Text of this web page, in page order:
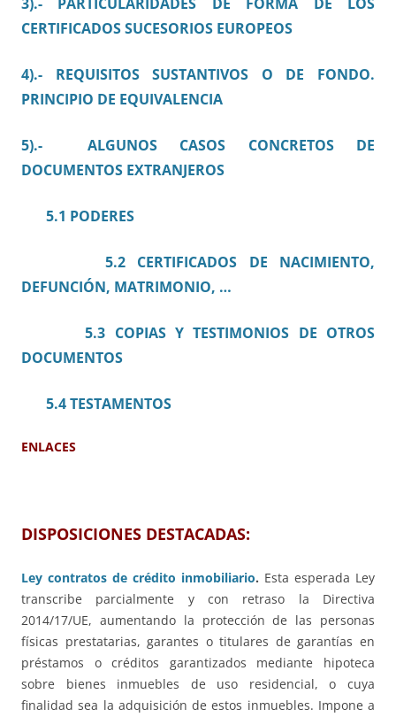
3).- PARTICULARIDADES DE FORMA DE LOS
CERTIFICADOS SUCESORIOS EUROPEOS
4).- REQUISITOS SUSTANTIVOS O DE FONDO.
PRINCIPIO DE EQUIVALENCIA
5).- ALGUNOS CASOS CONCRETOS DE
DOCUMENTOS EXTRANJEROS
5.1 PODERES
5.2 CERTIFICADOS DE NACIMIENTO,
DEFUNCIÓN, MATRIMONIO, …
5.3 COPIAS Y TESTIMONIOS DE OTROS
DOCUMENTOS
5.4 TESTAMENTOS
ENLACES
DISPOSICIONES DESTACADAS:
Ley contratos de crédito inmobiliario. Esta esperada Ley
transcribe parcialmente y con retraso la Directiva
2014/17/UE, aumentando la protección de las personas
físicas prestatarias, garantes o titulares de garantías en
préstamos o créditos garantizados mediante hipoteca
sobre bienes inmuebles de uso residencial, o cuya
finalidad sea la adquisición de estos inmuebles. Impone a